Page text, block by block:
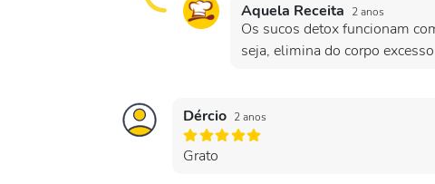
Aquela Receita 2 anos
Os sucos detox funcionam
seja, elimina do corpo
Dércio 2 anos
Grato